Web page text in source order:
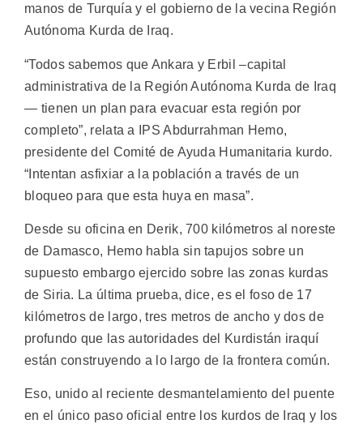
manos de Turquía y el gobierno de la vecina Región
Autónoma Kurda de Iraq.
“Todos sabemos que Ankara y Erbil –capital
administrativa de la Región Autónoma Kurda de Iraq
— tienen un plan para evacuar esta región por
completo”, relata a IPS Abdurrahman Hemo,
presidente del Comité de Ayuda Humanitaria kurdo.
“Intentan asfixiar a la población a través de un
bloqueo para que esta huya en masa”.
Desde su oficina en Derik, 700 kilómetros al noreste
de Damasco, Hemo habla sin tapujos sobre un
supuesto embargo ejercido sobre las zonas kurdas
de Siria. La última prueba, dice, es el foso de 17
kilómetros de largo, tres metros de ancho y dos de
profundo que las autoridades del Kurdistán iraquí
están construyendo a lo largo de la frontera común.
Eso, unido al reciente desmantelamiento del puente
en el único paso oficial entre los kurdos de Iraq y los